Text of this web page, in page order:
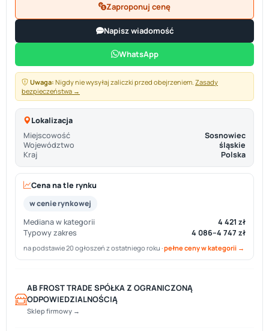
Zaproponuj cenę
Napisz wiadomość
WhatsApp
Uwaga: Nigdy nie wysyłaj zaliczki przed obejrzeniem. Zasady
bezpieczeństwa →
Lokalizacja
Miejscowość
Sosnowiec
Województwo
śląskie
Kraj
Polska
Cena na tle rynku
w cenie rynkowej
Mediana w kategorii
4 421 zł
Typowy zakres
4 086–4 747 zł
na podstawie 20 ogłoszeń z ostatniego roku ·pełne ceny w kategorii →
AB FROST TRADE SPÓŁKA Z OGRANICZONĄ
ODPOWIEDZIALNOŚCIĄ
Sklep firmowy →